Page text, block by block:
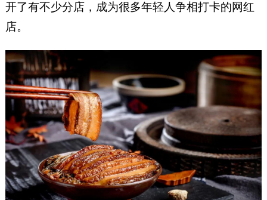
开了有不少分店，成为很多年轻人争相打卡的网红
店。